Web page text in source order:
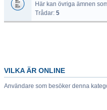
Här kan övriga ämnen
Trådar: 5
VILKA ÄR ONLINE
Användare som besöker denna